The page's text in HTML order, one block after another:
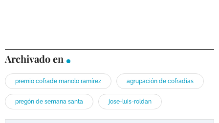
Archivado en
premio cofrade manolo ramírez agrupación de cofradías
pregón de semana santa jose-luis-roldan